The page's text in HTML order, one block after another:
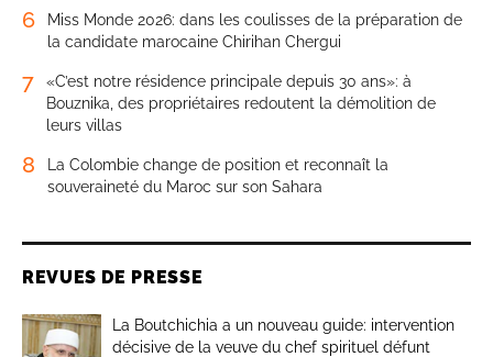
6
Miss Monde 2026: dans les coulisses de la préparation de
la candidate marocaine Chirihan Chergui
7
«C’est notre résidence principale depuis 30 ans»: à
Bouznika, des propriétaires redoutent la démolition de
leurs villas
8
La Colombie change de position et reconnaît la
souveraineté du Maroc sur son Sahara
REVUES DE PRESSE
La Boutchichia a un nouveau guide: intervention
décisive de la veuve du chef spirituel défunt